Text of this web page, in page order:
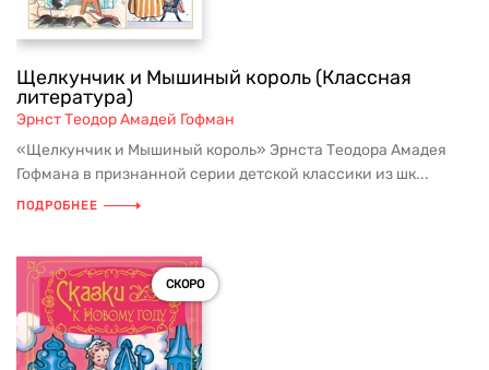
Щелкунчик и Мышиный король (Классная
литература)
Эрнст Теодор Амадей Гофман
«Щелкунчик и Мышиный король» Эрнста Теодора Амадея
Гофмана в признанной серии детской классики из шк...
ПОДРОБНЕЕ
СКОРО